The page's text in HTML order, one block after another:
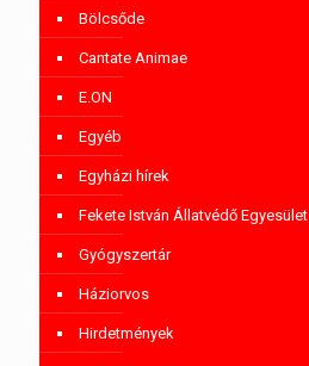
Bölcsőde
Cantate Animae
E.ON
Egyéb
Egyházi hírek
Fekete István Állatvédő Egyesület
Gyógyszertár
Háziorvos
Hirdetmények